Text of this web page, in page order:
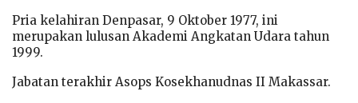
Pria kelahiran Denpasar, 9 Oktober 1977, ini
merupakan lulusan Akademi Angkatan Udara tahun
1999.
Jabatan terakhir Asops Kosekhanudnas II Makassar.